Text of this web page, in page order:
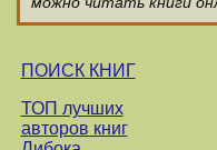
ПОИСК КНИГ
ТОП лучших
авторов книг